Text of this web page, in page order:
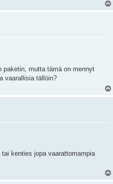
paketin, mutta tämä on mennyt
vaarallisia tällöin?
kenties jopa vaarattomampia